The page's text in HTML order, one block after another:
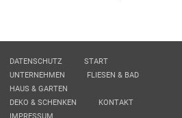
DATENSCHUTZ
START
UNTERNEHMEN
FLIESEN & BAD
HAUS & GARTEN
DEKO & SCHENKEN
KONTAKT
IMPRESSUM